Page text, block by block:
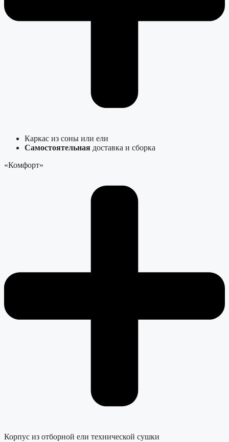
Каркас из соны или ели
Самостоятельная доставка и сборка
«Комфорт»
Корпус из отборной ели технической сушки